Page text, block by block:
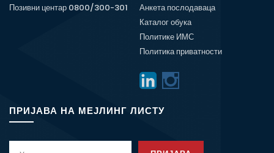
Позивни центар 0800/300-301
Анкета послодаваца
Каталог обука
Политике ИМС
Политика приватности
ПРИЈАВА НА МЕЈЛИНГ ЛИСТУ